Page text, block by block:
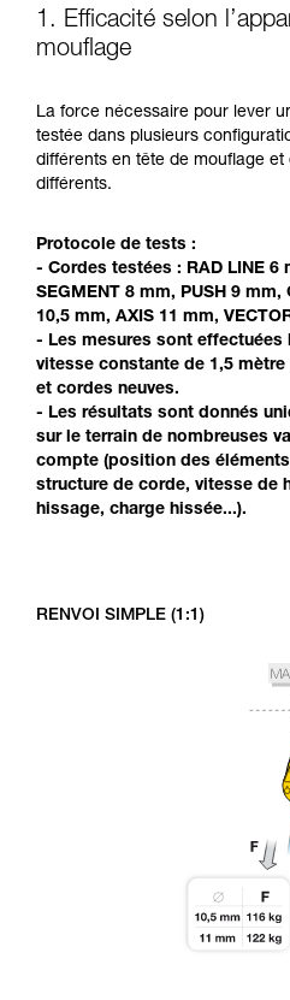
consulter. Vous devez
informations de la
pouvoir comprendre ce
Maîtriser ces
formation et un
avec un professionnel
liées à votre activité. Il
que nous ne décrivons
1. Efficacité selon
mouflage
La force nécessaire pour lever
testée dans plusieurs
différents en tête de mouflage
différents.
Protocole de tests :
- Cordes testées : RAD LINE 6
SEGMENT 8 mm, PUSH 9 mm,
10,5 mm, AXIS 11 mm,
- Les mesures sont
vitesse constante de 1,5
et cordes neuves.
- Les résultats sont donnés
sur le terrain de nombreuses
compte (position des
structure de corde, vitesse de
hissage, charge hissée...).
RENVOI SIMPLE (1:1)